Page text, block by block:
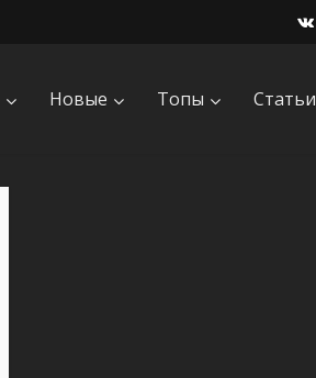
Новые Топы Статьи